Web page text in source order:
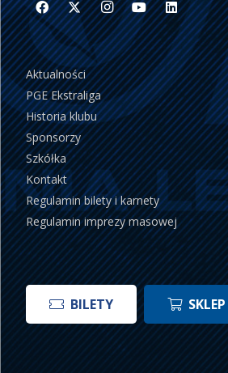
Aktualności
PGE Ekstraliga
Historia klubu
Sponsorzy
Szkółka
Kontakt
Regulamin bilety i karnety
Regulamin imprezy masowej
BILETY SKLEP